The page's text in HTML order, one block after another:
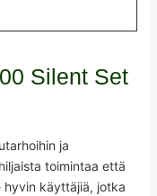
Silent Set
ja
toimintaa että
hyvin käyttäjiä, jotka